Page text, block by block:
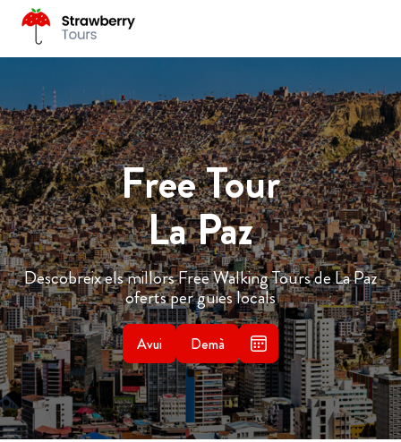
Free Tour
La Paz
Descobreix els millors Free Walking Tours de La Paz
oferts per guies locals
Avui Demà